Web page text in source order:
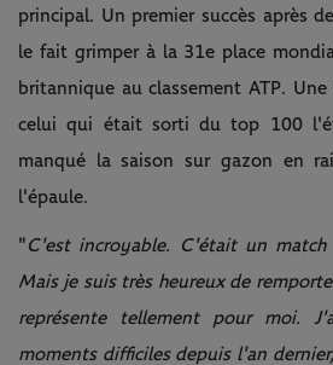
principal. Un premier succès après
le fait grimper à la 31e place
britannique au classement ATP.
celui qui était sorti du top 100
manqué la saison sur gazon en
l'épaule.
"C'est incroyable. C'était un
Mais je suis très heureux de
représente tellement pour moi.
moments difficiles depuis l'an